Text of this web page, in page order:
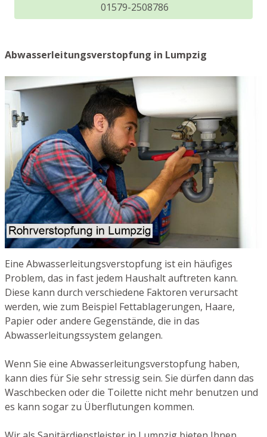
01579-2508786
Abwasserleitungsverstopfung in Lumpzig
Eine Abwasserleitungsverstopfung ist ein häufiges
Problem, das in fast jedem Haushalt auftreten kann.
Diese kann durch verschiedene Faktoren verursacht
werden, wie zum Beispiel Fettablagerungen, Haare,
Papier oder andere Gegenstände, die in das
Abwasserleitungssystem gelangen.
Wenn Sie eine Abwasserleitungsverstopfung haben,
kann dies für Sie sehr stressig sein. Sie dürfen dann das
Waschbecken oder die Toilette nicht mehr benutzen und
es kann sogar zu Überflutungen kommen.